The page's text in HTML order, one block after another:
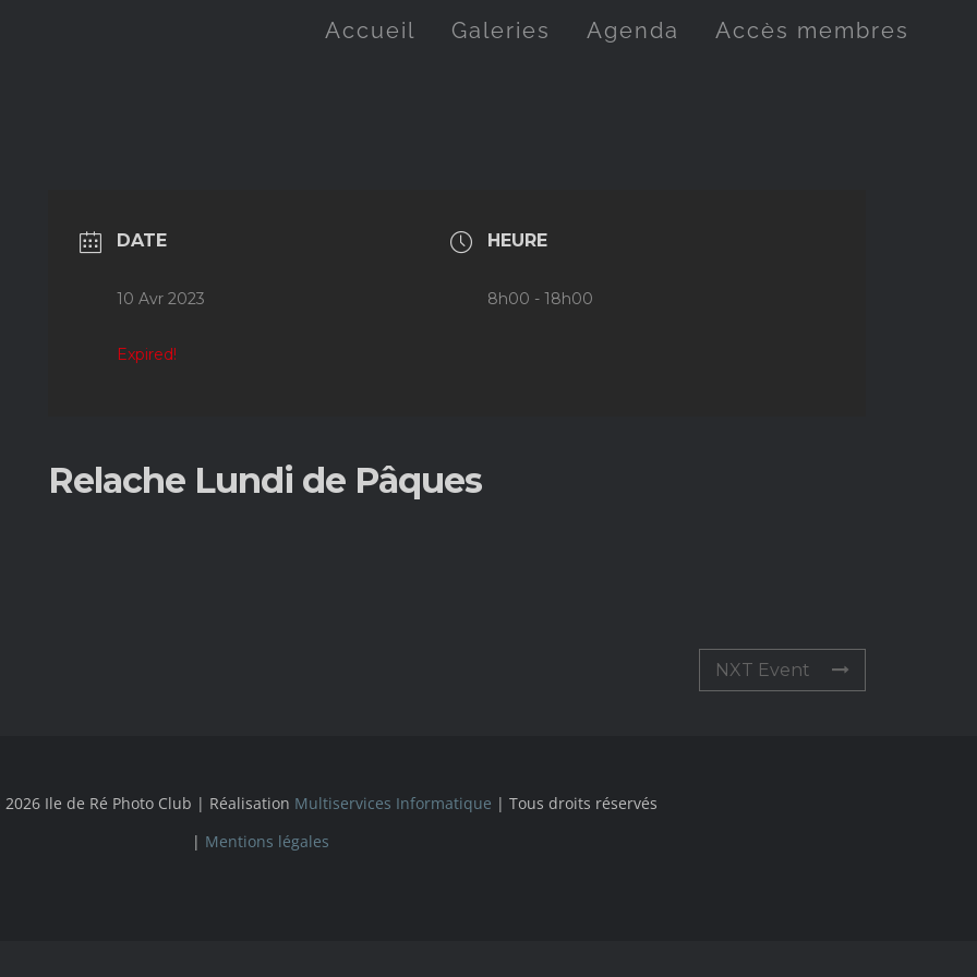
Accueil Galeries Agenda Accès membres
DATE
10 Avr 2023
Expired!
HEURE
8h00 - 18h00
Relache Lundi de Pâques
NXT Event
Ile de Ré Photo Club | Réalisation Multiservices Informatique | Tous droits réservés
| Mentions légales